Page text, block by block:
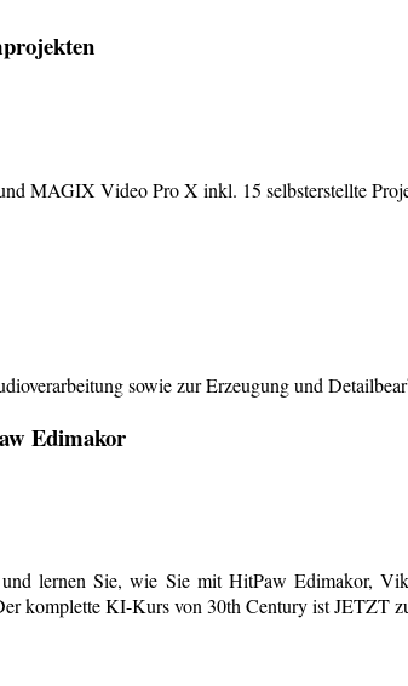
MAGIX Video Pro X inkl. 15 selbsterstellte
sowie zur Erzeugung und
Edimakor
lernen Sie, wie Sie mit HitPaw Edimakor,
komplette KI-Kurs von 30th Century ist JETZT